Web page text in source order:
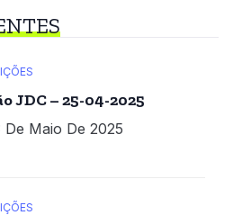
JDC – 25-04-2025
De Maio De 2025